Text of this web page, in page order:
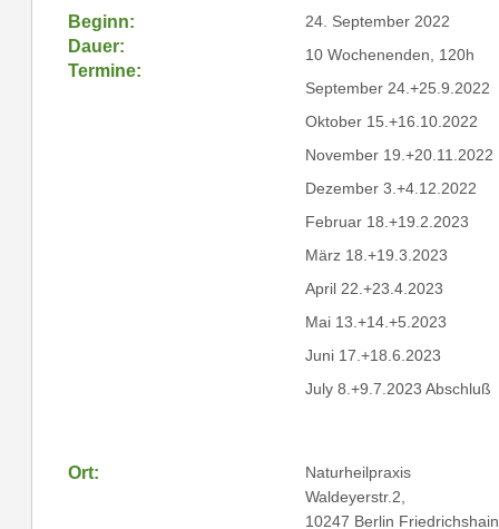
Beginn:
Dauer:
Termine:
24. September 2022
10 Wochenenden, 120h
September 24.+25.9.2022
Oktober 15.+16.10.2022
November 19.+20.11.2022
Dezember 3.+4.12.2022
Februar 18.+19.2.2023
März 18.+19.3.2023
April 22.+23.4.2023
Mai 13.+14.+5.2023
Juni 17.+18.6.2023
July 8.+9.7.2023 Abschluß
Ort:
Naturheilpraxis
Waldeyerstr.2,
10247 Berlin Friedrichshain